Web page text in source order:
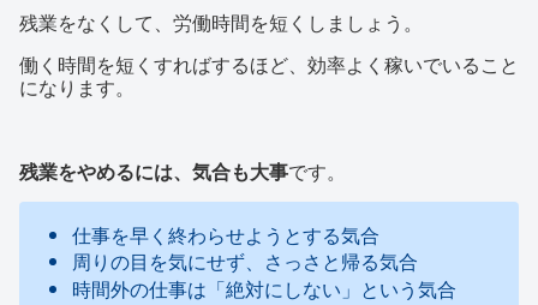
残業をなくして、労働時間を短くしましょう。
働く時間を短くすればするほど、効率よく稼いでいること
になります。
残業をやめるには、気合も大事です。
仕事を早く終わらせようとする気合
周りの目を気にせず、さっさと帰る気合
時間外の仕事は「絶対にしない」という気合